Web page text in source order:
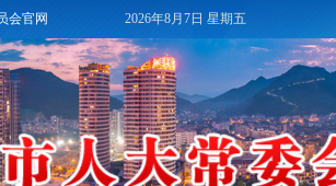
会官网 2026年8月7日 星期五